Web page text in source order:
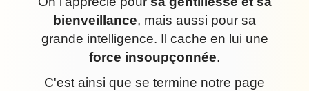
bienveillance, mais aussi pour sa
grande intelligence. Il cache en lui une
force insoupçonnée.
C'est ainsi que se termine notre page